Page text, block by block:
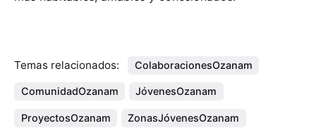
Temas relacionados: ColaboracionesOzanam
ComunidadOzanam JóvenesOzanam
ProyectosOzanam ZonasJóvenesOzanam